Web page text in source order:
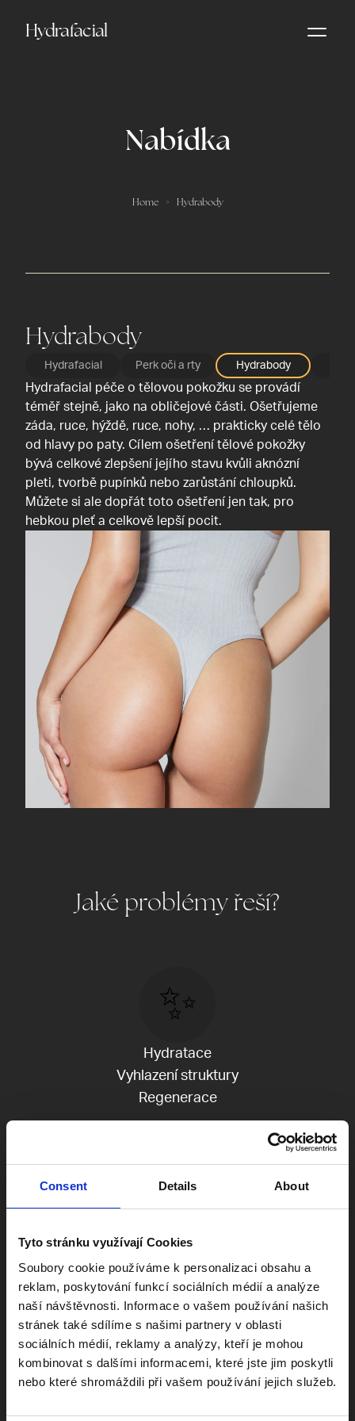
Consent Details About
Tyto stránku využívají Cookies
Soubory cookie používáme k personalizaci obsahu a
reklam, poskytování funkcí sociálních médií a analýze
naší návštěvnosti. Informace o vašem používání našich
stránek také sdílíme s našimi partnery v oblasti
sociálních médií, reklamy a analýzy, kteří je mohou
kombinovat s dalšími informacemi, které jste jim poskytli
nebo které shromáždili při vašem používání jejich služeb.
Hydrafacial Otevřít
Nabídka
Home > Hydrabody
Hydrabody
Hydrafacial Perk oči a rty Hydrabody
Hydrafacial péče o tělovou pokožku se provádí
téměř stejně, jako na obličejové části. Ošetřujeme
záda, ruce, hýždě, ruce, nohy, … prakticky celé tělo
od hlavy po paty. Cílem ošetření tělové pokožky
bývá celkové zlepšení jejího stavu kvůli aknózní
pleti, tvorbě pupínků nebo zarůstání chloupků.
Můžete si ale dopřát toto ošetření jen tak, pro
hebkou pleť a celkově lepší pocit.
Jaké problémy řeší?
✨
Hydratace
Vyhlazení struktury
Regenerace
✨
Rozšířené póry
Pigmentace
✨